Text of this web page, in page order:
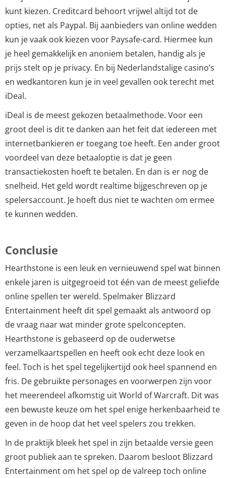
kunt kiezen. Creditcard behoort vrijwel altijd tot de
opties, net als Paypal. Bij aanbieders van online wedden
kun je vaak ook kiezen voor Paysafe-card. Hiermee kun
je heel gemakkelijk en anoniem betalen, handig als je
prijs stelt op je privacy. En bij Nederlandstalige casino’s
en wedkantoren kun je in veel gevallen ook terecht met
iDeal.
iDeal is de meest gekozen betaalmethode. Voor een
groot deel is dit te danken aan het feit dat iedereen met
internetbankieren er toegang toe heeft. Een ander groot
voordeel van deze betaaloptie is dat je geen
transactiekosten hoeft te betalen. En dan is er nog de
snelheid. Het geld wordt realtime bijgeschreven op je
spelersaccount. Je hoeft dus niet te wachten om ermee
te kunnen wedden.
Conclusie
Hearthstone is een leuk en vernieuwend spel wat binnen
enkele jaren is uitgegroeid tot één van de meest geliefde
online spellen ter wereld. Spelmaker Blizzard
Entertainment heeft dit spel gemaakt als antwoord op
de vraag naar wat minder grote spelconcepten.
Hearthstone is gebaseerd op de ouderwetse
verzamelkaartspellen en heeft ook echt deze look en
feel. Toch is het spel tegelijkertijd ook heel spannend en
fris. De gebruikte personages en voorwerpen zijn voor
het meerendeel afkomstig uit World of Warcraft. Dit was
een bewuste keuze om het spel enige herkenbaarheid te
geven in de hoop dat het veel spelers zou trekken.
In de praktijk bleek het spel in zijn betaalde versie geen
groot publiek aan te spreken. Daarom besloot Blizzard
Entertainment om het spel op de valreep toch online